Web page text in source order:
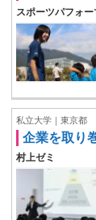
スポーツパフォ
私立大学｜東京都
企業を取り
村上ゼミ